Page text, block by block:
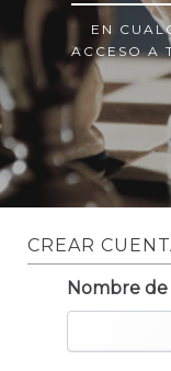
EN
ACCESO A
CREAR
Nombre